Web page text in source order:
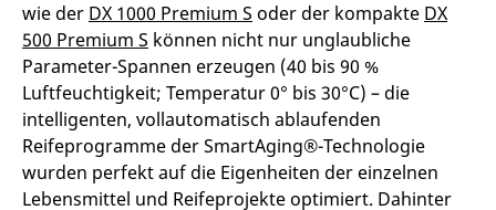
wie der DX 1000 Premium S oder der kompakte DX
500 Premium S können nicht nur unglaubliche
Parameter-Spannen erzeugen (40 bis 90 %
Luftfeuchtigkeit; Temperatur 0° bis 30°C) – die
intelligenten, vollautomatisch ablaufenden
Reifeprogramme der SmartAging®-Technologie
wurden perfekt auf die Eigenheiten der einzelnen
Lebensmittel und Reifeprojekte optimiert. Dahinter